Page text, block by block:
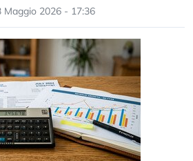
Maggio 2026 - 17:36